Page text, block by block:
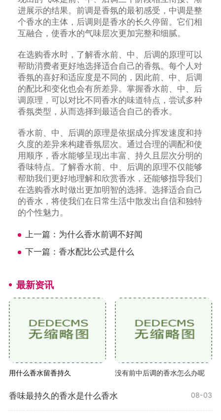
进展示的结果。前调是香氛的最初感受，中调是整
个香水的主体，后调则是香水的长久停留。它们相
互融合，使香水的气味层次更加完整和细腻。
在选购香水时，了解香水前、中、后调的原理可以
帮助消费者更好地选择适合自己的香氛。每个人对
香氛的喜好和适应度是不同的，因此前、中、后调
的配比和变化也会有所差异。掌握香水前、中、后
调原理，可以对比不同香水的味道特点，尝试多种
香氛类型，从而选择到最适合自己的香水。
香水前、中、后调的原理是依据成分挥发速度和持
久度的差异来构建香氛层次。通过合理的调配和使
用顺序，香水能够呈现出丰富、持久且层次分明的
香味特点。了解香水前、中、后调的原理不仅能够
帮助我们更好地理解和欣赏香水，还能够指导我们
在选购香水时做出更加明智的选择。选择适合自己
的香水，将使我们在日常生活中散发出自信和独特
的个性魅力。
上一篇： 为什么香水前调不好闻
下一篇： 香水配比公式是什么
最新资讯
用什么香水留香持久 没有前中后调的香水怎么办呢
香味最持久的香水是什么香水 08-03